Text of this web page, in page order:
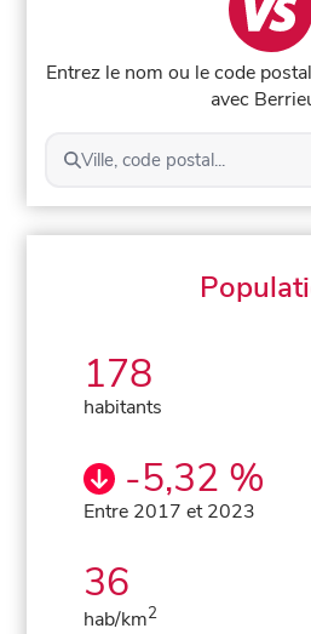
Entrez le nom ou le code
avec
Ville, code postal...
178
habitants
-5,32 %
Entre 2017 et 2023
36
hab/km2